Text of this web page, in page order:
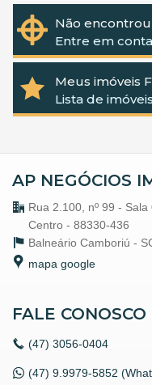
Não
Entre em
Meus imóveis
Lista de
AP NEGÓCIOS
Rua 2.100, nº 99 - Sala
Centro - 88330-436
Balneário Camboriú -
mapa google
FALE CONOSCO
(47) 3056-0404
(47) 9.9979-5852